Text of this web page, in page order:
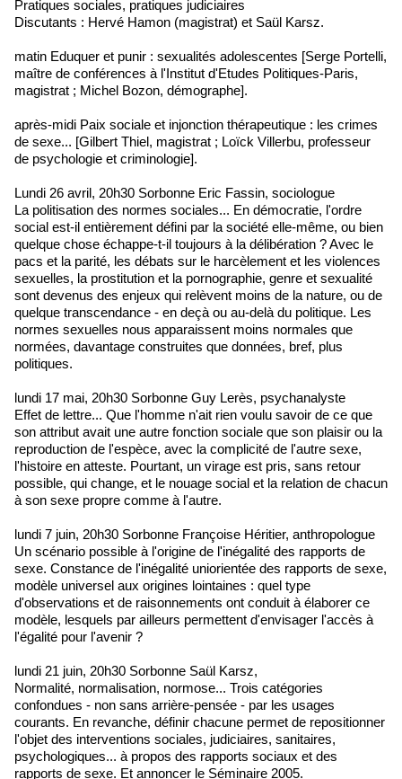
Pratiques sociales, pratiques judiciaires
Discutants : Hervé Hamon (magistrat) et Saül Karsz.
matin Eduquer et punir : sexualités adolescentes [Serge Portelli,
maître de conférences à l'Institut d'Etudes Politiques-Paris,
magistrat ; Michel Bozon, démographe].
après-midi Paix sociale et injonction thérapeutique : les crimes
de sexe... [Gilbert Thiel, magistrat ; Loïck Villerbu, professeur
de psychologie et criminologie].
Lundi 26 avril, 20h30 Sorbonne Eric Fassin, sociologue
La politisation des normes sociales... En démocratie, l'ordre
social est-il entièrement défini par la société elle-même, ou bien
quelque chose échappe-t-il toujours à la délibération ? Avec le
pacs et la parité, les débats sur le harcèlement et les violences
sexuelles, la prostitution et la pornographie, genre et sexualité
sont devenus des enjeux qui relèvent moins de la nature, ou de
quelque transcendance - en deçà ou au-delà du politique. Les
normes sexuelles nous apparaissent moins normales que
normées, davantage construites que données, bref, plus
politiques.
lundi 17 mai, 20h30 Sorbonne Guy Lerès, psychanalyste
Effet de lettre... Que l'homme n'ait rien voulu savoir de ce que
son attribut avait une autre fonction sociale que son plaisir ou la
reproduction de l'espèce, avec la complicité de l'autre sexe,
l'histoire en atteste. Pourtant, un virage est pris, sans retour
possible, qui change, et le nouage social et la relation de chacun
à son sexe propre comme à l'autre.
lundi 7 juin, 20h30 Sorbonne Françoise Héritier, anthropologue
Un scénario possible à l'origine de l'inégalité des rapports de
sexe. Constance de l'inégalité uniorientée des rapports de sexe,
modèle universel aux origines lointaines : quel type
d'observations et de raisonnements ont conduit à élaborer ce
modèle, lesquels par ailleurs permettent d'envisager l'accès à
l'égalité pour l'avenir ?
lundi 21 juin, 20h30 Sorbonne Saül Karsz,
Normalité, normalisation, normose... Trois catégories
confondues - non sans arrière-pensée - par les usages
courants. En revanche, définir chacune permet de repositionner
l'objet des interventions sociales, judiciaires, sanitaires,
psychologiques... à propos des rapports sociaux et des
rapports de sexe. Et annoncer le Séminaire 2005.